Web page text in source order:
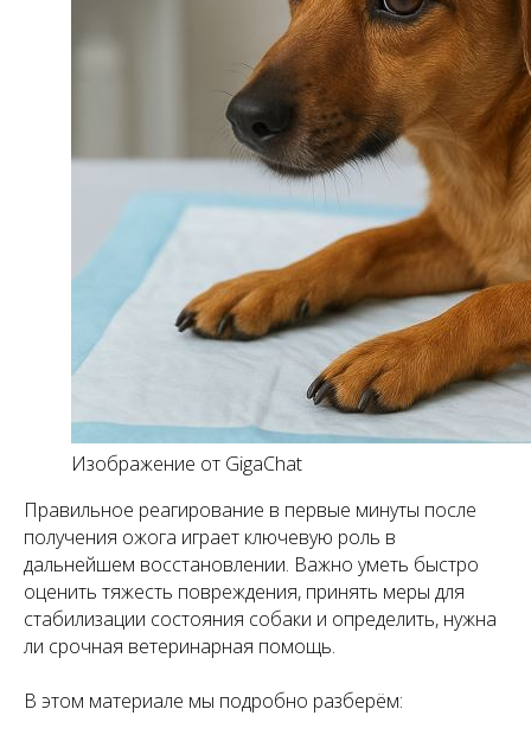
Изображение от GigaChat
Правильное реагирование в первые минуты после
получения ожога играет ключевую роль в
дальнейшем восстановлении. Важно уметь быстро
оценить тяжесть повреждения, принять меры для
стабилизации состояния собаки и определить, нужна
ли срочная ветеринарная помощь.
В этом материале мы подробно разберём: